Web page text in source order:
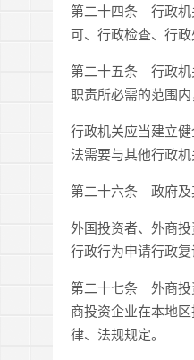
第二十四条 行政机
可、行政检查、行
第二十五条 行政机
职责所必需的范围
行政机关应当建立
法需要与其他行政
第二十六条 政府及
外国投资者、外商
行政行为申请行政
第二十七条 外商投
商投资企业在本地
律、法规规定。